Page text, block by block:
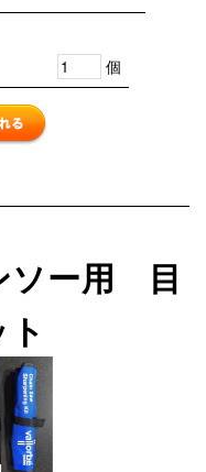
個
ソー用 目